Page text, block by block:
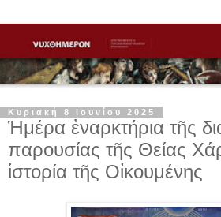
Κυριακή 8 Ιουνίου 2025
Ἡμέρα ἐναρκτήρια τῆς
παρουσίας τῆς Θείας
ἱστορία τῆς Οἰκουμένης